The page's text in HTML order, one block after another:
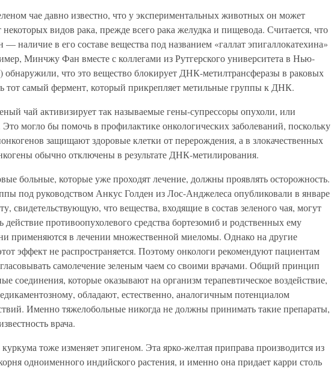
чае давно известно, что у экспериментальных животных он может
некоторых видов рака, прежде всего рака желудка и пищевода. Считается, что
— наличие в его составе вещества под названием «галлат эпигаллокатехина»
Минчжу Фан вместе с коллегами из Рутгерского университета в Нью-
что это вещество блокирует ДНК-метилтрансферазы в раковых
тот самый фермент, который прикрепляет метильные группы к ДНК.
чай активизирует так называемые гены-супрессоры опухоли, или
могло бы помочь в профилактике онкологических заболеваний, поскольку
защищают здоровые клетки от перерождения, а в злокачественных
обычно отключены в результате ДНК-метилирования.
больные, которые уже проходят лечение, должны проявлять осторожность.
под руководством Анкус Голден из Лос-Анджелеса опубликовали в январе
свидетельствующую, что вещества, входящие в состав зеленого чая, могут
действие противоопухолевого средства бортезомиб и родственных ему
применяются в лечении множественной миеломы. Однако на другие
эффект не распространяется. Поэтому онкологи рекомендуют пациентам
самолечение зеленым чаем со своими врачами. Общий принцип
соединения, которые оказывают на организм терапевтическое воздействие,
обладают, естественно, аналогичным потенциалом
Именно тяжелобольные никогда не должны принимать такие препараты,
врача.
куркума тоже изменяет эпигеном. Эта ярко-желтая приправа производится из
одноименного индийского растения, и именно она придает карри столь